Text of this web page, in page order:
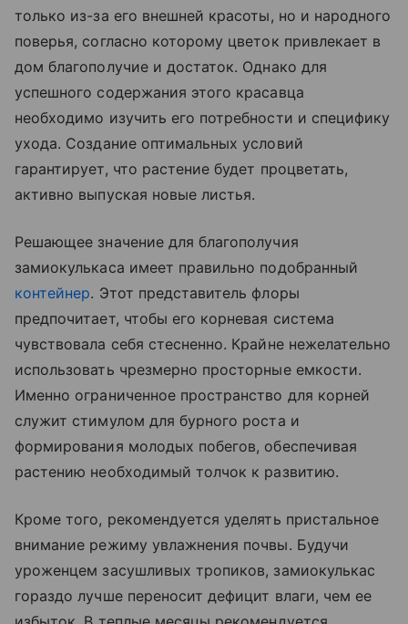
только из-за его внешней красоты, но и народного
поверья, согласно которому цветок привлекает в
дом благополучие и достаток. Однако для
успешного содержания этого красавца
необходимо изучить его потребности и специфику
ухода. Создание оптимальных условий
гарантирует, что растение будет процветать,
активно выпуская новые листья.
Решающее значение для благополучия
замиокулькаса имеет правильно подобранный
контейнер. Этот представитель флоры
предпочитает, чтобы его корневая система
чувствовала себя стесненно. Крайне нежелательно
использовать чрезмерно просторные емкости.
Именно ограниченное пространство для корней
служит стимулом для бурного роста и
формирования молодых побегов, обеспечивая
растению необходимый толчок к развитию.
Кроме того, рекомендуется уделять пристальное
внимание режиму увлажнения почвы. Будучи
уроженцем засушливых тропиков, замиокулькас
гораздо лучше переносит дефицит влаги, чем ее